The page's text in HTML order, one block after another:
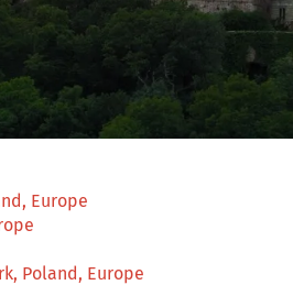
Europe
Poland, Europe